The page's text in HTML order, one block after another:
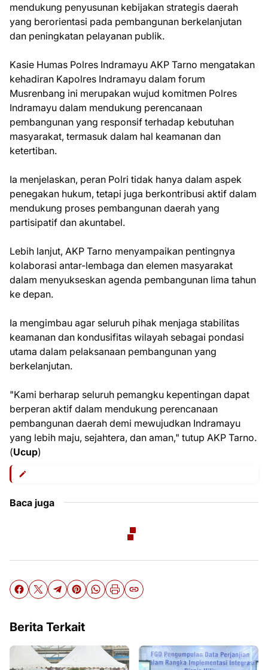
mendukung penyusunan kebijakan strategis daerah
yang berorientasi pada pembangunan berkelanjutan
dan peningkatan pelayanan publik.
Kasie Humas Polres Indramayu AKP Tarno mengatakan
kehadiran Kapolres Indramayu dalam forum
Musrenbang ini merupakan wujud komitmen Polres
Indramayu dalam mendukung perencanaan
pembangunan yang responsif terhadap kebutuhan
masyarakat, termasuk dalam hal keamanan dan
ketertiban.
Ia menjelaskan, peran Polri tidak hanya dalam aspek
penegakan hukum, tetapi juga berkontribusi aktif dalam
mendukung proses pembangunan daerah yang
partisipatif dan akuntabel.
Lebih lanjut, AKP Tarno menyampaikan pentingnya
kolaborasi antar-lembaga dan elemen masyarakat
dalam menyukseskan agenda pembangunan lima tahun
ke depan.
Ia mengimbau agar seluruh pihak menjaga stabilitas
keamanan dan kondusifitas wilayah sebagai pondasi
utama dalam pelaksanaan pembangunan yang
berkelanjutan.
"Kami berharap seluruh pemangku kepentingan dapat
berperan aktif dalam mendukung perencanaan
pembangunan daerah demi mewujudkan Indramayu
yang lebih maju, sejahtera, dan aman," tutup AKP Tarno.
(Ucup)
Baca juga
Berita Terkait